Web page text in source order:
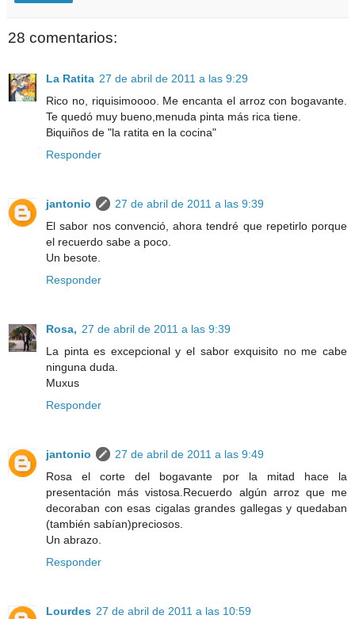
28 comentarios:
La Ratita 27 de abril de 2011 a las 9:29
Rico no, riquisimoooo. Me encanta el arroz con bogavante.
Te quedó muy bueno,menuda pinta más rica tiene.
Biquiños de "la ratita en la cocina"
Responder
jantonio
27 de abril de 2011 a las 9:39
El sabor nos convenció, ahora tendré que repetirlo porque
el recuerdo sabe a poco.
Un besote.
Responder
Rosa, 27 de abril de 2011 a las 9:39
La pinta es excepcional y el sabor exquisito no me cabe
ninguna duda.
Muxus
Responder
jantonio
27 de abril de 2011 a las 9:49
Rosa el corte del bogavante por la mitad hace la
presentación más vistosa.Recuerdo algún arroz que me
decoraban con esas cigalas grandes gallegas y quedaban
(también sabían)preciosos.
Un abrazo.
Responder
Lourdes 27 de abril de 2011 a las 10:59